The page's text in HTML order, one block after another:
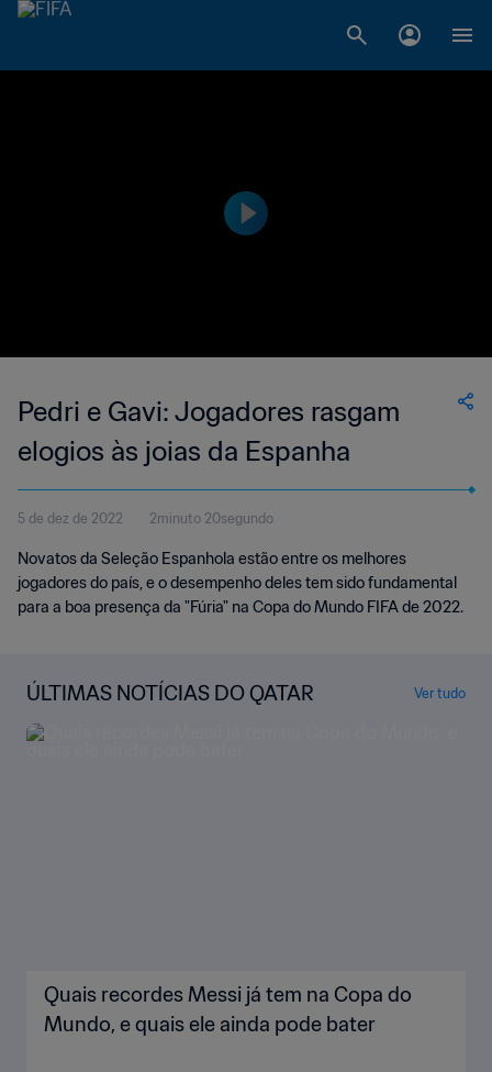
Pedri e Gavi: Jogadores rasgam
elogios às joias da Espanha
5 de dez de 2022 2minuto 20segundo
Novatos da Seleção Espanhola estão entre os melhores
jogadores do país, e o desempenho deles tem sido fundamental
para a boa presença da "Fúria" na Copa do Mundo FIFA de 2022.
ÚLTIMAS NOTÍCIAS DO QATAR Ver tudo
Quais recordes Messi já tem na Copa do
Mundo, e quais ele ainda pode bater